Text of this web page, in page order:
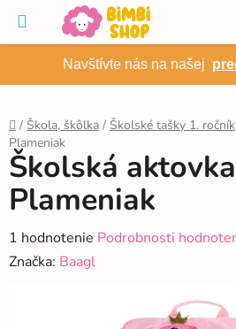
obsah
Navštívte nás na našej
Domov
/ Škola, škôlka / Školské tašky 1. ročník
Plameniak
Školská
Plameniak
Priemerné
hodnotenie
1 hodnotenie Podrobnosti
Značka: Baagl